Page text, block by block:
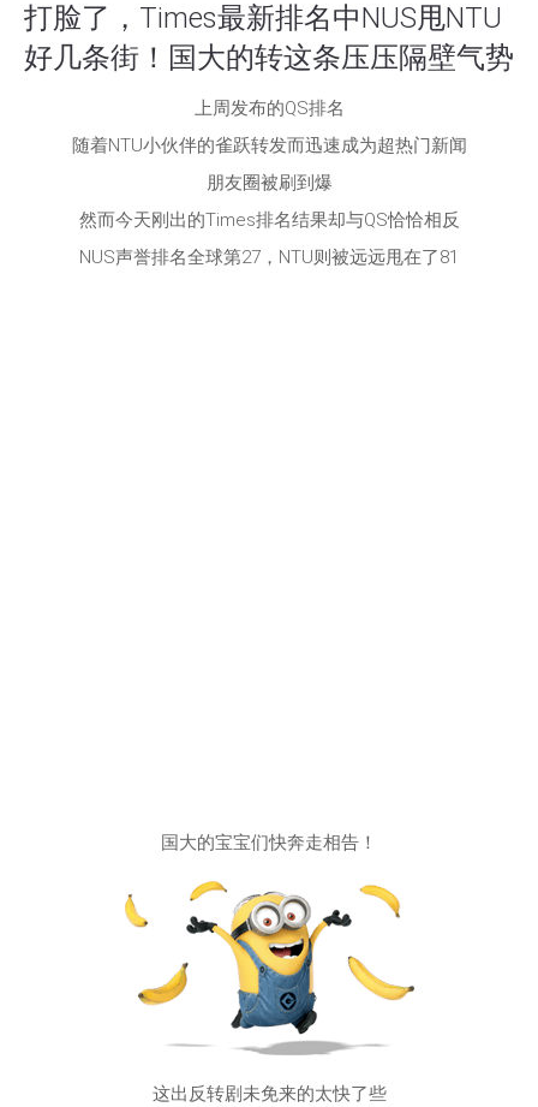
打脸了，Times最新排名中NUS甩NTU
好几条街！国大的转这条压压隔壁气势
上周发布的QS排名
随着NTU小伙伴的雀跃转发而迅速成为超热门新闻
朋友圈被刷到爆
然而今天刚出的Times排名结果却与QS恰恰相反
NUS声誉排名全球第27，NTU则被远远甩在了81
国大的宝宝们快奔走相告！
这出反转剧未免来的太快了些